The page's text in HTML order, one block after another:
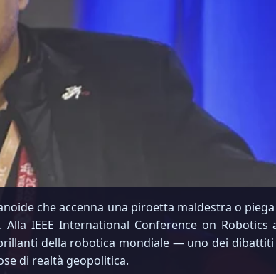
che accenna una piroetta maldestra o
IEEE International Conference on Robotics
della robotica mondiale — uno dei dibattiti
di realtà geopolitica.